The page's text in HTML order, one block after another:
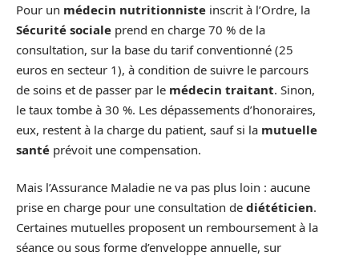
Pour un médecin nutritionniste inscrit à l’Ordre, la
Sécurité sociale prend en charge 70 % de la
consultation, sur la base du tarif conventionné (25
euros en secteur 1), à condition de suivre le parcours
de soins et de passer par le médecin traitant. Sinon,
le taux tombe à 30 %. Les dépassements d’honoraires,
eux, restent à la charge du patient, sauf si la mutuelle
santé prévoit une compensation.
Mais l’Assurance Maladie ne va pas plus loin : aucune
prise en charge pour une consultation de diététicien.
Certaines mutuelles proposent un remboursement à la
séance ou sous forme d’enveloppe annuelle, sur